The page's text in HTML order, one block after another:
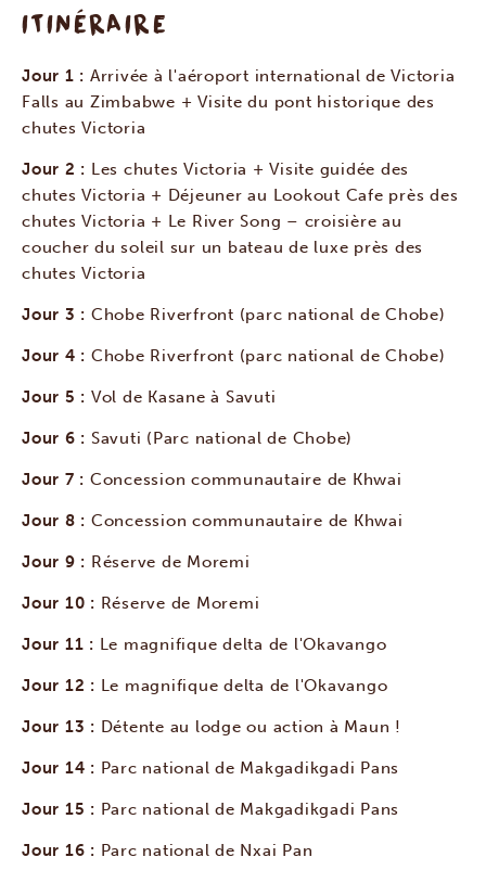
ITINÉRAIRE
Jour 1 : Arrivée à l'aéroport international de Victoria
Falls au Zimbabwe + Visite du pont historique des
chutes Victoria
Jour 2 : Les chutes Victoria + Visite guidée des
chutes Victoria + Déjeuner au Lookout Cafe près des
chutes Victoria + Le River Song – croisière au
coucher du soleil sur un bateau de luxe près des
chutes Victoria
Jour 3 : Chobe Riverfront (parc national de Chobe)
Jour 4 : Chobe Riverfront (parc national de Chobe)
Jour 5 : Vol de Kasane à Savuti
Jour 6 : Savuti (Parc national de Chobe)
Jour 7 : Concession communautaire de Khwai
Jour 8 : Concession communautaire de Khwai
Jour 9 : Réserve de Moremi
Jour 10 : Réserve de Moremi
Jour 11 : Le magnifique delta de l'Okavango
Jour 12 : Le magnifique delta de l'Okavango
Jour 13 : Détente au lodge ou action à Maun !
Jour 14 : Parc national de Makgadikgadi Pans
Jour 15 : Parc national de Makgadikgadi Pans
Jour 16 : Parc national de Nxai Pan